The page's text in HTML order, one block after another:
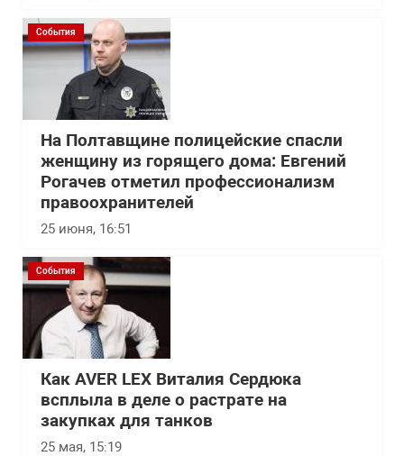
События
На Полтавщине полицейские спасли
женщину из горящего дома: Евгений
Рогачев отметил профессионализм
правоохранителей
25 июня, 16:51
События
Как AVER LEX Виталия Сердюка
всплыла в деле о растрате на
закупках для танков
25 мая, 15:19